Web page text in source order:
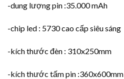
-dung lượng pin :35.000 mAh
-chip led : 5730 cao cấp siêu sáng
-kích thước đèn : 310x250mm
-kích thước tấm pin :360x600mm